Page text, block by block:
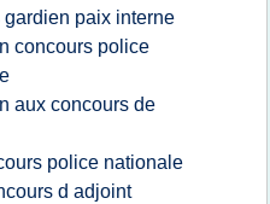
gardien paix interne
concours police
aux concours de
police nationale
d adjoint